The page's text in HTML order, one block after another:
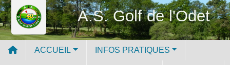
A.S. Golf de l'Odet
ACCUEIL INFOS PRATIQUES
Panneau de gestion des cookies